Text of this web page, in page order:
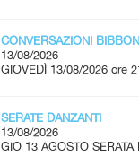
CONVERSAZIONI
13/08/2026
GIOVEDÌ 13/08/2026 ore
SERATE DANZANTI
13/08/2026
GIO 13 AGOSTO